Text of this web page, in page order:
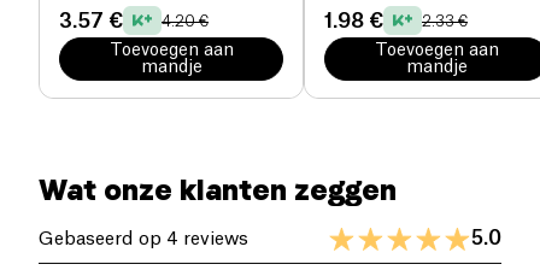
3.57 € 4.20 €
Toevoegen aan
mandje
1.98 € 2.33 €
Toevoegen aan
mandje
Wat onze klanten zeggen
Gebaseerd op 4 reviews 5.0